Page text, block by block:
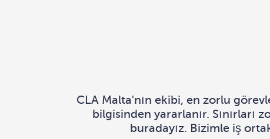
CLA Malta'nın ekibi, en zorlu
bilgisinden yararlanır.
buradayız. Bizimle iş